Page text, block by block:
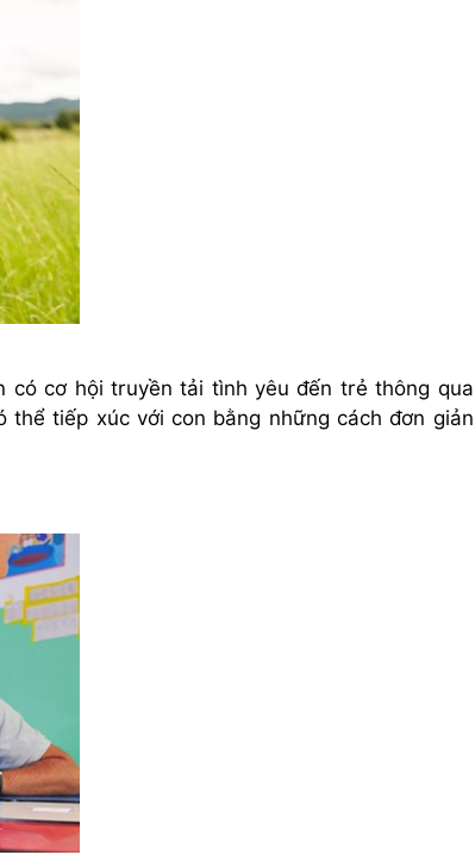
có cơ hội truyền tải tình yêu đến trẻ thông qua
tiếp xúc với con bằng những cách đơn giản